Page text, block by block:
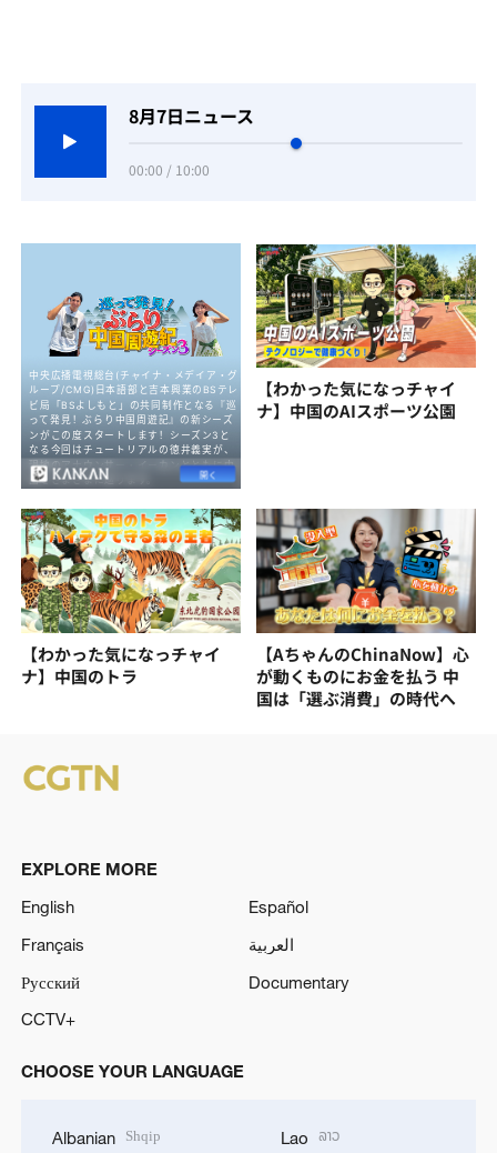
8月7日ニュース
00:00 / 10:00
【わかった気になっチャイ
ナ】中国のAIスポーツ公園
【わかった気になっチャイ
ナ】中国のトラ
【AちゃんのChinaNow】心
が動くものにお金を払う 中
国は「選ぶ消費」の時代へ
EXPLORE MORE
English
Español
Français
العربية
Русский
Documentary
CCTV+
CHOOSE YOUR LANGUAGE
Albanian Shqip Lao ລາວ